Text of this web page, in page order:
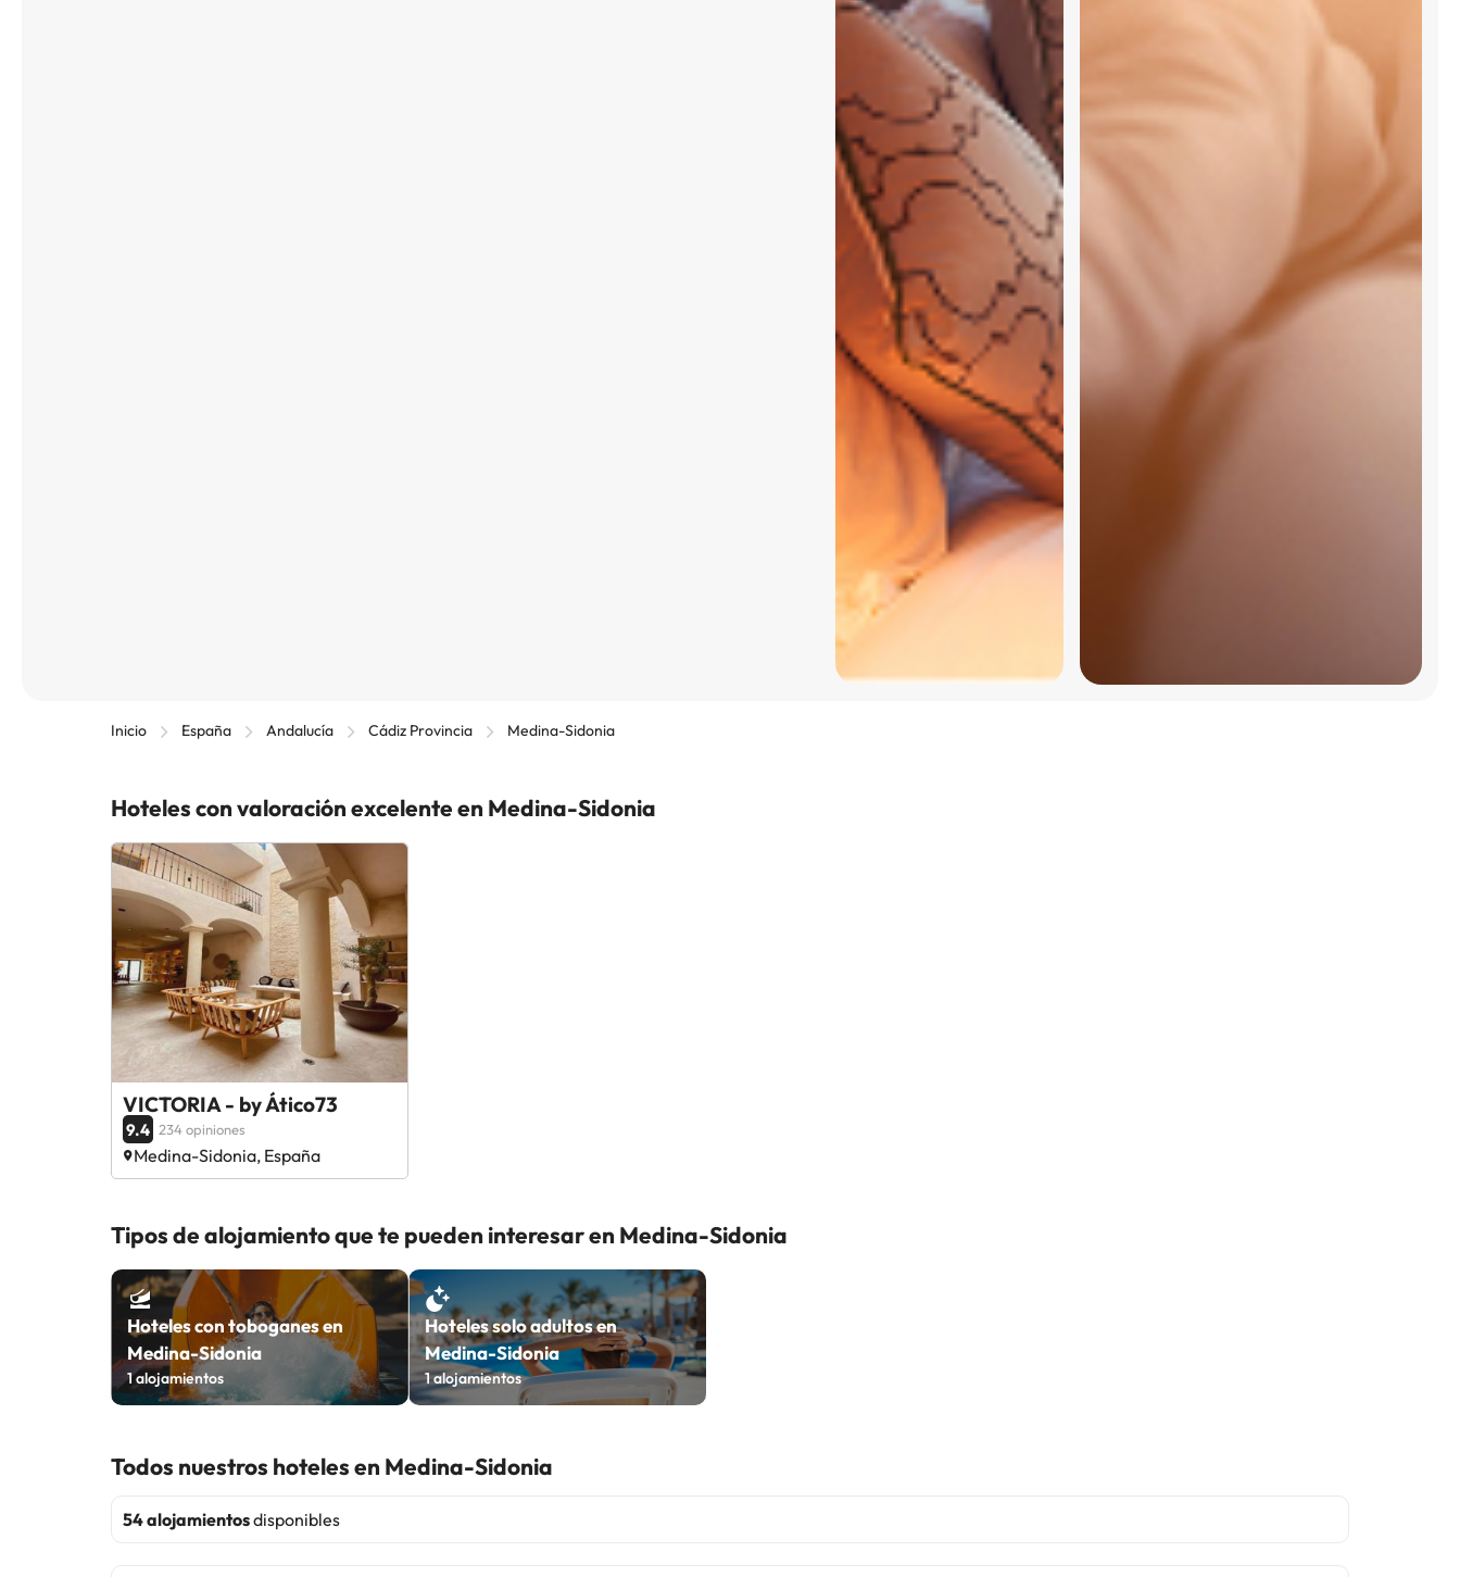
Inicio España Andalucía Cádiz Provincia Medina-Sidonia
Hoteles con valoración excelente en Medina-Sidonia
VICTORIA - by Ático73
9.4 234 opiniones
Medina-Sidonia, España
Tipos de alojamiento que te pueden interesar en Medina-Sidonia
Hoteles con toboganes en
Medina-Sidonia
1alojamientos
Hoteles solo adultos en
Medina-Sidonia
1alojamientos
Todos nuestros hoteles en Medina-Sidonia
54 alojamientosdisponibles